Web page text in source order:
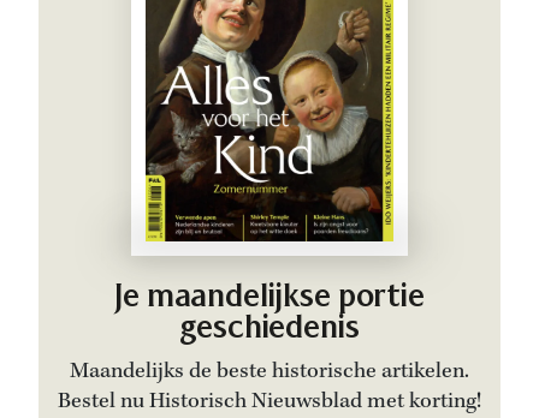
Je maandelijkse portie
geschiedenis
Maandelijks de beste historische artikelen.
Bestel nu Historisch Nieuwsblad met korting!